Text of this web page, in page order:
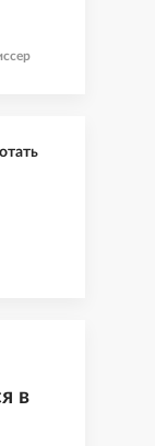
в